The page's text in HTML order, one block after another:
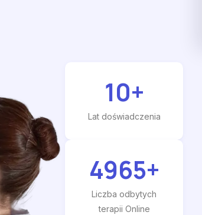
10+
Lat doświadczenia
4965+
Liczba odbytych
terapii Online